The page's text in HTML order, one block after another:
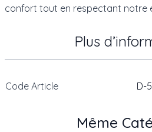
confort tout en respectant notre
Plus
Code Article D-
Même